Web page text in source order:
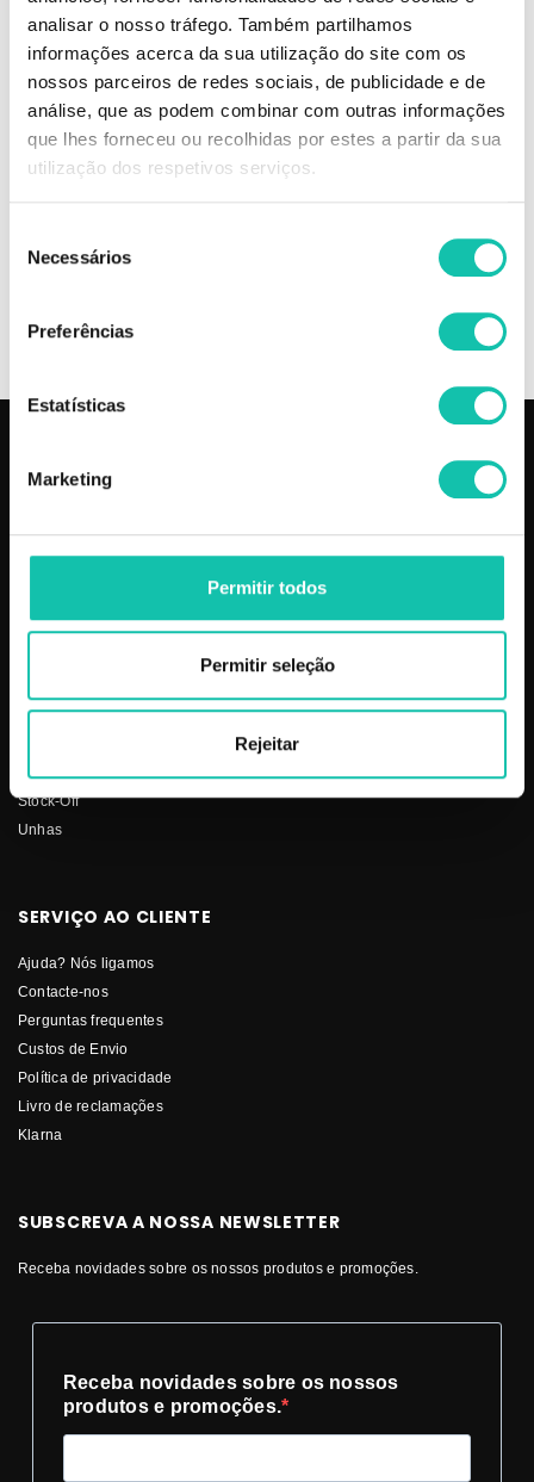
analisar o nosso tráfego. Também partilhamos
informações acerca da sua utilização do site com os
nossos parceiros de redes sociais, de publicidade e de
análise, que as podem combinar com outras informações
que lhes forneceu ou recolhidas por estes a partir da sua
utilização dos respetivos serviços.
Necessários
Preferências
Estatísticas
Marketing
Permitir todos
Permitir seleção
Rejeitar
+INFORMAÇÃO
OPINIÕES
tensores.Ingredientes Ativos: elixir de ouro:particulas de ouro puro 24K,
ADENOSINA, Ceramidas Vegetais, Ácido Hialuronico, Oligoceane.Óleos:
Marula, Aguacate, Argan.
Comprar Creme de rosto Gold Lift EVELINE MELHOR PREÇO | Comprar
EVELINE Creme de rosto Gold Lift MELHOR PREÇO | Creme de rosto
EVELINE Gold Lift MELHOR PREÇO
PRODUTOS
Estética
Perfumes
Solar
Stock-Off
Unhas
COSMÉTICA CLICK
Fornecedores
Social
SERVIÇO AO CLIENTE
Ajuda? Nós ligamos
Contacte-nos
Perguntas frequentes
Custos de Envio
Política de privacidade
Livro de reclamações
Klarna
SUBSCREVA A NOSSA NEWSLETTER
Receba novidades sobre os nossos produtos e promoções.
Receba novidades sobre os nossos
produtos e promoções.